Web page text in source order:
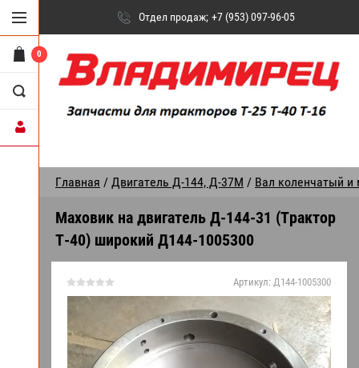
0
Отдел продаж +7 (953) 097-96-05
Главная / Двигатель Д-144, Д-37М / Вал коленчатый и
Маховик на двигатель Д-144-31 (Трактор
Т-40) широкий Д144-1005300
Артикул: Д144-1005300